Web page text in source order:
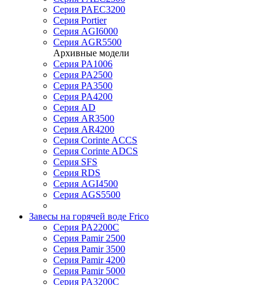
Серия PAEC3200
Серия Portier
Серия AGI6000
Серия AGR5500
Архивные модели
Серия PA1006
Серия PA2500
Серия PA3500
Серия PA4200
Серия AD
Серия AR3500
Серия AR4200
Серия Corinte ACCS
Серия Corinte ADCS
Серия SFS
Серия RDS
Серия AGI4500
Серия AGS5500
Завесы на горячей воде Frico
Серия PA2200C
Серия Pamir 2500
Серия Pamir 3500
Серия Pamir 4200
Серия Pamir 5000
Серия PA3200C